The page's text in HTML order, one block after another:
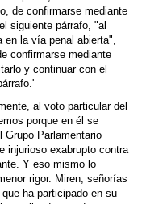
de confirmarse mediante
siguiente párrafo, "al
en la vía penal abierta",
confirmarse mediante
y continuar con el
al voto particular del
porque en él se
Grupo Parlamentario
injurioso exabrupto contra
Y eso mismo lo
rigor. Miren, señorías
ha participado en su